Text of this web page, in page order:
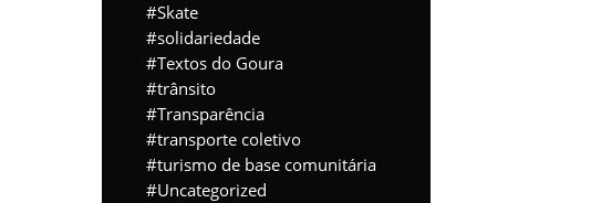
Skate
solidariedade
Textos do Goura
trânsito
Transparência
transporte coletivo
turismo de base comunitária
Uncategorized